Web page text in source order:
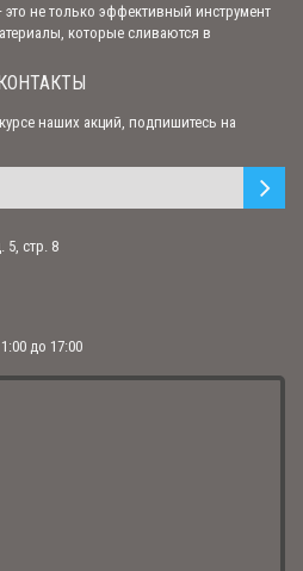
"Распятие Христово. Сергий
174.00 р.
"Распятие Христово" с молитвой
не только эффективный инструмент
которые сливаются в
наших акций, подпишитесь на
стр. 8
до 17:00